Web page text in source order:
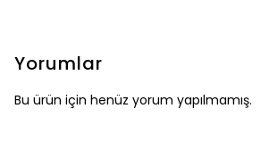
Yorumlar
Bu ürün için henüz yorum yapılmamış.